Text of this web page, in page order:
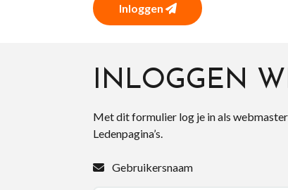
Inloggen
INLOGGEN
Met dit formulier log je in als
Ledenpagina’s.
Gebruikersnaam